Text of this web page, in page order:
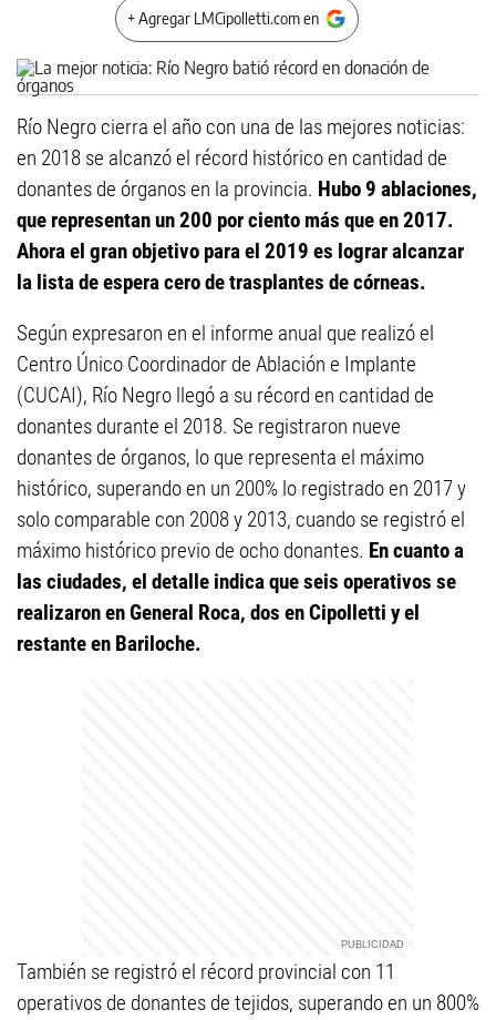
+ Agregar LMCipolletti.com en
Río Negro cierra el año con una de las mejores noticias:
en 2018 se alcanzó el récord histórico en cantidad de
donantes de órganos en la provincia. Hubo 9 ablaciones,
que representan un 200 por ciento más que en 2017.
Ahora el gran objetivo para el 2019 es lograr alcanzar
la lista de espera cero de trasplantes de córneas.
Según expresaron en el informe anual que realizó el
Centro Único Coordinador de Ablación e Implante
(CUCAI), Río Negro llegó a su récord en cantidad de
donantes durante el 2018. Se registraron nueve
donantes de órganos, lo que representa el máximo
histórico, superando en un 200% lo registrado en 2017 y
solo comparable con 2008 y 2013, cuando se registró el
máximo histórico previo de ocho donantes. En cuanto a
las ciudades, el detalle indica que seis operativos se
realizaron en General Roca, dos en Cipolletti y el
restante en Bariloche.
También se registró el récord provincial con 11
operativos de donantes de tejidos, superando en un 800%